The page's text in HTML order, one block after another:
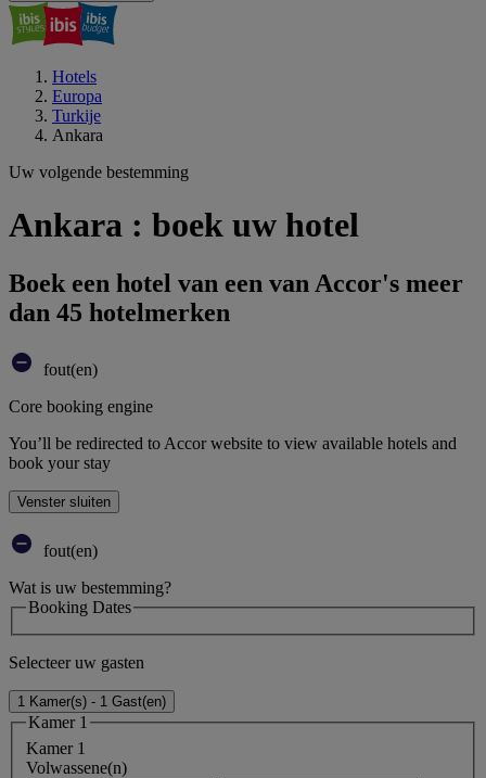
Hotels
Europa
Turkije
Ankara
Uw volgende bestemming
Ankara : boek uw hotel
Boek een hotel van een van Accor's meer
dan 45 hotelmerken
fout(en)
Core booking engine
You’ll be redirected to Accor website to view available hotels and
book your stay
Venster sluiten
fout(en)
Wat is uw bestemming?
Booking Dates
Selecteer uw gasten
1 Kamer(s) - 1 Gast(en)
Kamer 1
Kamer 1
Volwassene(n)